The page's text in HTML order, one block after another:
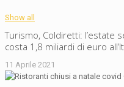
Show all
Turismo, Coldiretti: l’estate
costa 1,8 miliardi di euro
11 Aprile 2021